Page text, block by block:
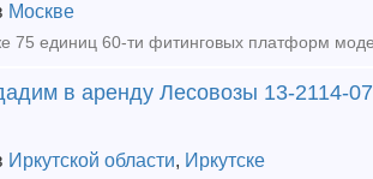
Москве
в аренду Лесовозы 13-2114-07
Иркутской области, Иркутске